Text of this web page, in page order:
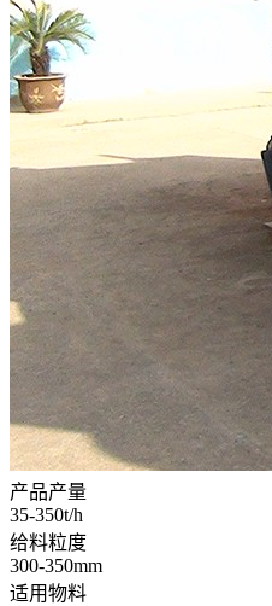
产品产量
35-350t/h
给料粒度
300-350mm
适用物料